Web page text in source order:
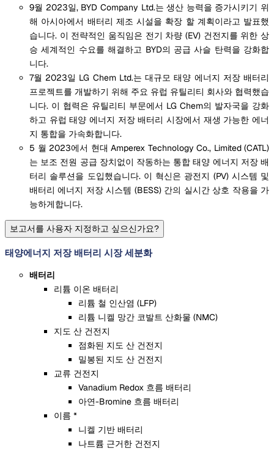
9월 2023일, BYD Company Ltd.는 생산 능력을 증가시키기 위
해 아시아에서 배터리 제조 시설을 확장 할 계획이라고 발표했
습니다. 이 전략적인 움직임은 전기 차량 (EV) 건전지를 위한 상
승 세계적인 수요를 해결하고 BYD의 공급 사슬 탄력을 강화합
니다.
7월 2023일 LG Chem Ltd.는 대규모 태양 에너지 저장 배터리
프로젝트를 개발하기 위해 주요 유럽 유틸리티 회사와 협력했습
니다. 이 협력은 유틸리티 부문에서 LG Chem의 발자국을 강화
하고 유럽 태양 에너지 저장 배터리 시장에서 재생 가능한 에너
지 통합을 가속화합니다.
5 월 2023에서 현대 Amperex Technology Co., Limited (CATL)
는 보조 전원 공급 장치없이 작동하는 통합 태양 에너지 저장 배
터리 솔루션을 도입했습니다. 이 혁신은 광전지 (PV) 시스템 및
배터리 에너지 저장 시스템 (BESS) 간의 실시간 상호 작용을 가
능하게합니다.
보고서를 사용자 지정하고 싶으신가요?
태양에너지 저장 배터리 시장 세분화
배터리
리튬 이온 배터리
리튬 철 인산염 (LFP)
리튬 니켈 망간 코발트 산화물 (NMC)
지도 산 건전지
점화된 지도 산 건전지
밀봉된 지도 산 건전지
교류 건전지
Vanadium Redox 흐름 배터리
아연-Bromine 흐름 배터리
이름 *
니켈 기반 배터리
나트륨 근거한 건전지